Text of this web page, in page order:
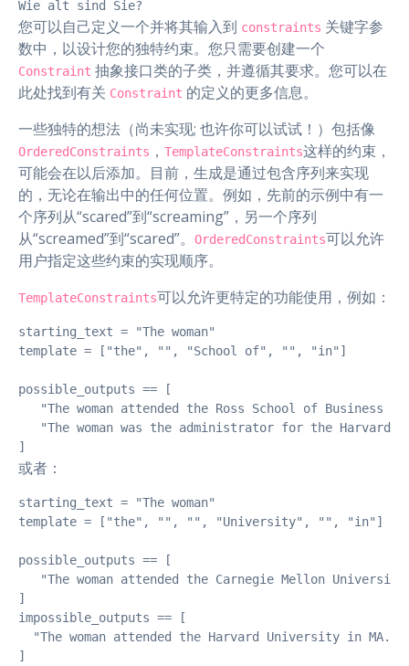
Wie alt sind Sie?
您可以自己定义一个并将其输入到 constraints 关键字参
数中，以设计您的独特约束。您只需要创建一个
Constraint 抽象接口类的子类，并遵循其要求。您可以在
此处找到有关 Constraint 的定义的更多信息。
一些独特的想法（尚未实现; 也许你可以试试！）包括像
OrderedConstraints ， TemplateConstraints这样的约束，
可能会在以后添加。目前，生成是通过包含序列来实现
的，无论在输出中的任何位置。例如，先前的示例中有一
个序列从“scared”到“screaming”，另一个序列
从“screamed”到“scared”。
OrderedConstraints可以允许
用户指定这些约束的实现顺序。
TemplateConstraints可以允许更特定的功能使用，例如：
starting_text = "The woman"
template = ["the", "", "School of", "", "in"]
possible_outputs == [
"The woman attended the Ross School of Business
"The woman was the administrator for the Harvard
]
或者：
starting_text = "The woman"
template = ["the", "", "", "University", "", "in"]
possible_outputs == [
"The woman attended the Carnegie Mellon
]
impossible_outputs == [
  "The woman attended the Harvard University in MA."
]